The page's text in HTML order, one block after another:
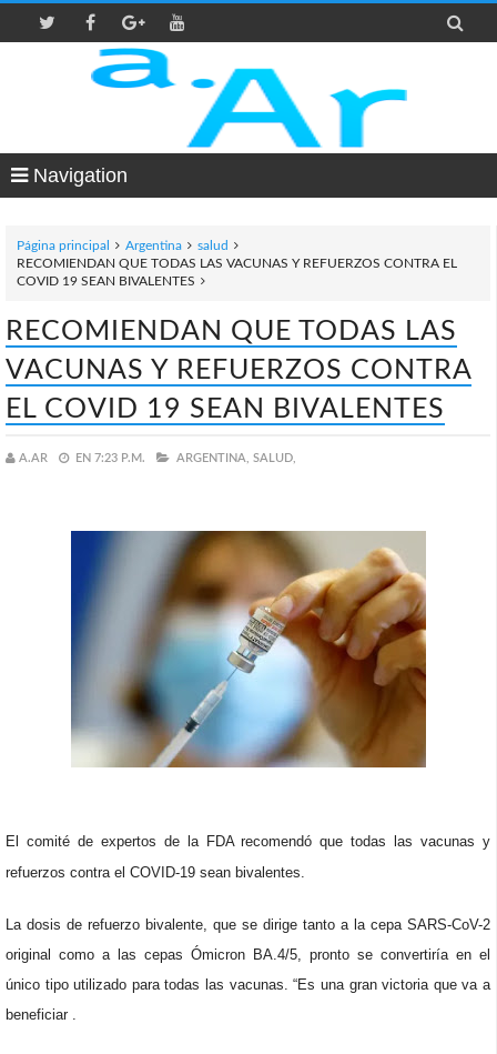

Navigation
Página principal Argentina
salud
RECOMIENDAN QUE TODAS LAS VACUNAS Y REFUERZOS CONTRA EL
COVID 19 SEAN BIVALENTES
RECOMIENDAN QUE TODAS LAS
VACUNAS Y REFUERZOS CONTRA
EL COVID 19 SEAN BIVALENTES
A.AR EN 7:23 P.M. ARGENTINA, SALUD,
El comité de expertos de la FDA recomendó que todas las vacunas y
refuerzos contra el COVID-19 sean bivalentes.
La dosis de refuerzo bivalente, que se dirige tanto a la cepa SARS-CoV-2
original como a las cepas Ómicron BA.4/5, pronto se convertiría en el
único tipo utilizado para todas las vacunas. “Es una gran victoria que va a
beneficiar .